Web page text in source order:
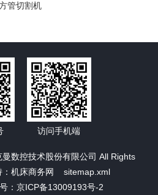
管切割机
数控技术股份有限公司 All Rights
：机床商务网
sitemap.xml
：京ICP备13009193号-2
访问手机端